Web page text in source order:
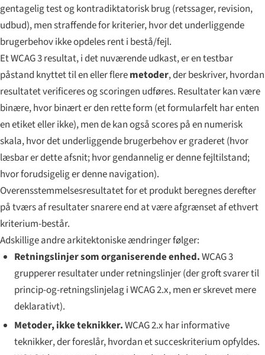
gentagelig test og kontradiktatorisk brug (retssager, revision,
udbud), men straffende for kriterier, hvor det underliggende
brugerbehov ikke opdeles rent i bestå/fejl.
Et WCAG 3resultat, i det nuværende udkast, er en testbar
påstand knyttet til en eller fleremetoder, der beskriver, hvordan
resultatet verificeres og scoringen udføres. Resultater kan være
binære, hvor binært er den rette form (et formularfelt har enten
en etiket eller ikke), men de kan også scores på en numerisk
skala, hvor det underliggende brugerbehov er graderet (hvor
læsbar er dette afsnit; hvor gendannelig er denne fejltilstand;
hvor forudsigelig er denne navigation).
Overensstemmelses­resultatet for et produkt beregnes derefter
på tværs af resultater snarere end at være afgrænset af ethvert
kriterium-består.
Adskillige andre arkitektoniske ændringer følger:
Retningslinjer som organiserende enhed.WCAG 3
grupperer resultater underretningslinjer(der groft svarer til
princip-og-retningslinjelag i WCAG 2.x, men er skrevet mere
deklarativt).
Metoder, ikke teknikker.WCAG 2.x har informative
teknikker, der foreslår, hvordan et succeskriterium opfyldes.